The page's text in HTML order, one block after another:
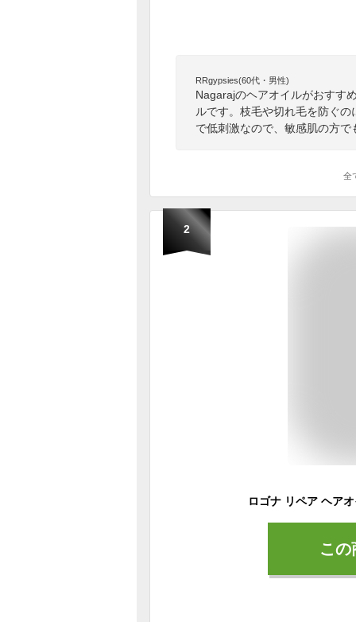
RRgypsies(60代・男性)
Nagarajのヘアオイルがおすす
ルです。枝毛や切れ毛を防ぐ
で低刺激なので、敏感肌の方
全
2
こ